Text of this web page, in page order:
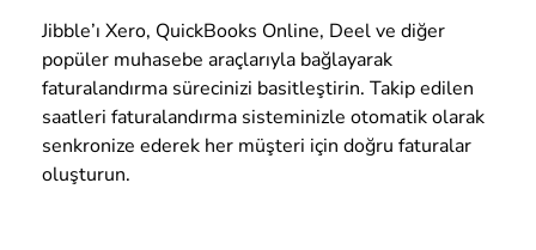
Jibble’ı Xero, QuickBooks Online, Deel ve diğer
popüler muhasebe araçlarıyla bağlayarak
faturalandırma sürecinizi basitleştirin. Takip edilen
saatleri faturalandırma sisteminizle otomatik olarak
senkronize ederek her müşteri için doğru faturalar
oluşturun.